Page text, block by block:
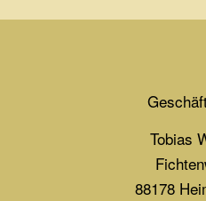
Tobias
88178